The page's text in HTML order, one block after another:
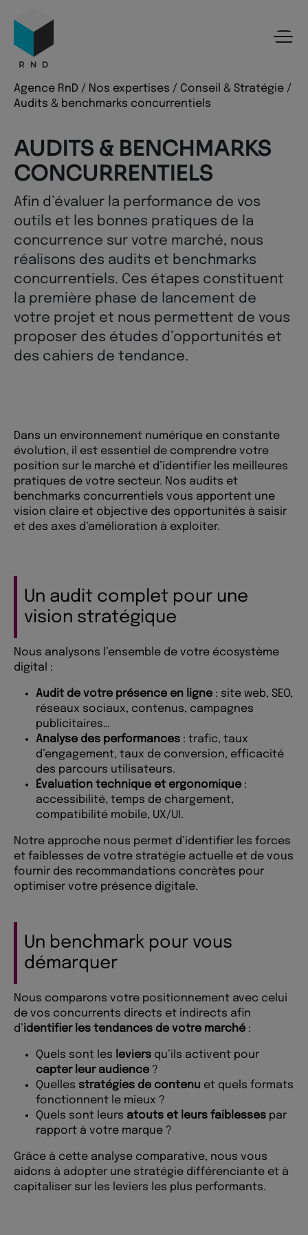
Recherche
Pied de page
Agence RnD / Nos expertises / Conseil & Stratégie /
Audits & benchmarks concurrentiels
AUDITS & BENCHMARKS
CONCURRENTIELS
Afin d’évaluer la performance de vos
outils et les bonnes pratiques de la
concurrence sur votre marché, nous
réalisons des audits et benchmarks
concurrentiels. Ces étapes constituent
la première phase de lancement de
votre projet et nous permettent de vous
proposer des études d’opportunités et
des cahiers de tendance.
Dans un environnement numérique en constante
évolution, il est essentiel de comprendre votre
position sur le marché et d’identifier les meilleures
pratiques de votre secteur. Nos audits et
benchmarks concurrentiels vous apportent une
vision claire et objective des opportunités à saisir
et des axes d’amélioration à exploiter.
Un audit complet pour une
vision stratégique
Nous analysons l’ensemble de votre écosystème
digital :
Audit de votre présence en ligne : site web, SEO,
réseaux sociaux, contenus, campagnes
publicitaires…
Analyse des performances : trafic, taux
d’engagement, taux de conversion, efficacité
des parcours utilisateurs.
Évaluation technique et ergonomique :
accessibilité, temps de chargement,
compatibilité mobile, UX/UI.
Notre approche nous permet d’identifier les forces
et faiblesses de votre stratégie actuelle et de vous
fournir des recommandations concrètes pour
optimiser votre présence digitale.
Un benchmark pour vous
démarquer
Nous comparons votre positionnement avec celui
de vos concurrents directs et indirects afin
d’identifier les tendances de votre marché :
Quels sont les leviers qu’ils activent pour
capter leur audience ?
Quelles stratégies de contenu et quels formats
fonctionnent le mieux ?
Quels sont leurs atouts et leurs faiblesses par
rapport à votre marque ?
Grâce à cette analyse comparative, nous vous
aidons à adopter une stratégie différenciante et à
capitaliser sur les leviers les plus performants.